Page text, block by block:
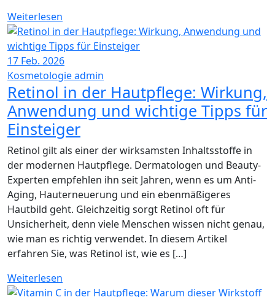
Weiterlesen
17 Feb. 2026
Kosmetologieadmin
Retinol in der Hautpflege: Wirkung,
Anwendung und wichtige Tipps für
Einsteiger
Retinol gilt als einer der wirksamsten Inhaltsstoffe in
der modernen Hautpflege. Dermatologen und Beauty-
Experten empfehlen ihn seit Jahren, wenn es um Anti-
Aging, Hauterneuerung und ein ebenmäßigeres
Hautbild geht. Gleichzeitig sorgt Retinol oft für
Unsicherheit, denn viele Menschen wissen nicht genau,
wie man es richtig verwendet. In diesem Artikel
erfahren Sie, was Retinol ist, wie es […]
Weiterlesen